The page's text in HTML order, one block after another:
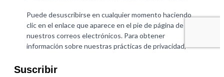
Suscribir